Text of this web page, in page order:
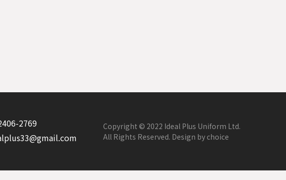
2769
Copyright © 2022 Ideal Plus Uniform Ltd.
All Rights Reserved. Design by choice